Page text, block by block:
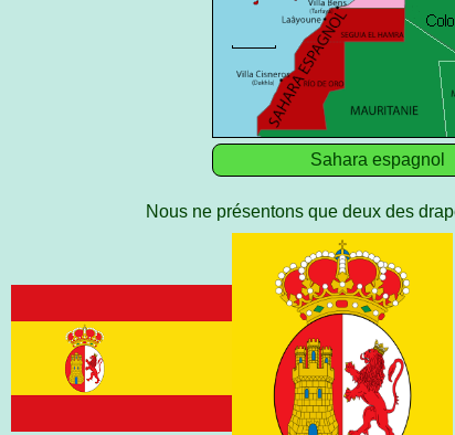
Sahara espagnol
Nous ne présentons que deux des